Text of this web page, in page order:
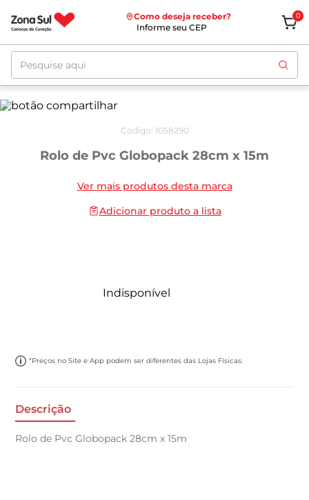
Como deseja receber?
Informe seu CEP
0
Pesquise aqui
Código: 1058290
Rolo de Pvc Globopack 28cm x 15m
Ver mais produtos desta marca
Adicionar produto a lista
Indisponível
*Preços no Site e App podem ser diferentes das Lojas Físicas.
Descrição
Rolo de Pvc Globopack 28cm x 15m